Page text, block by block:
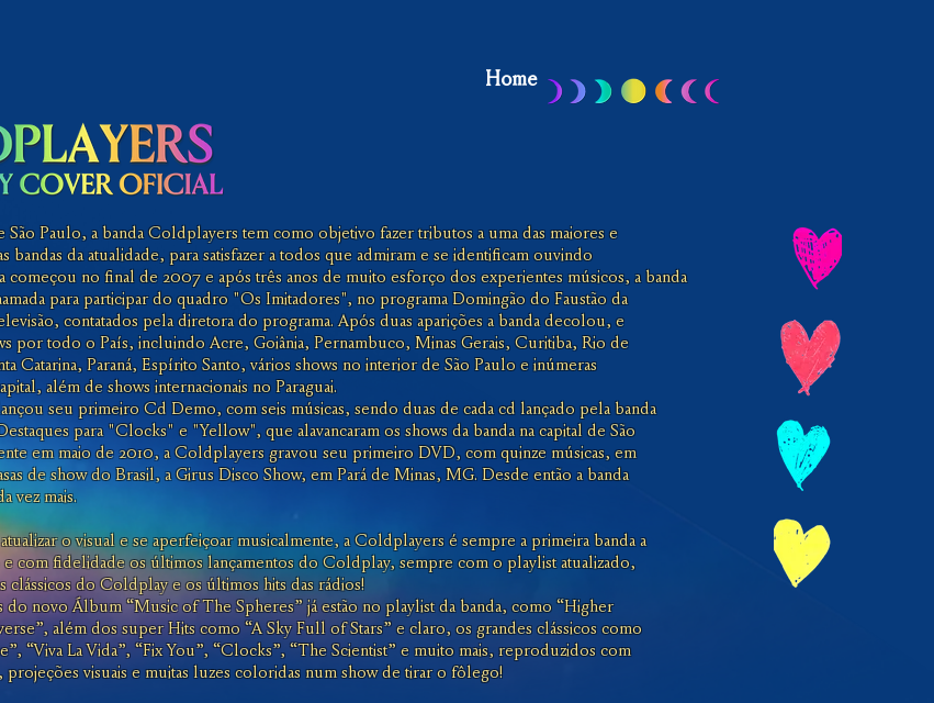
Home
São Paulo, a banda Coldplayers tem como objetivo fazer tributos a uma das maiores e
bandas da atualidade, para satisfazer a todos que admiram e se identificam ouvindo
no final de 2007 e após três anos de muito esforço dos experientes músicos, a banda
para participar do quadro "Os Imitadores", no programa Domingão do Faustão da
contatados pela diretora do programa. Após duas aparições a banda decolou, e
por todo o País, incluindo Acre, Goiânia, Pernambuco, Minas Gerais, Curitiba, Rio de
Catarina, Paraná, Espírito Santo, vários shows no interior de São Paulo e inúmeras
além de shows internacionais no Paraguai.
seu primeiro Cd Demo, com seis músicas, sendo duas de cada cd lançado pela banda
para "Clocks" e "Yellow", que alavancaram os shows da banda na capital de São
em maio de 2010, a Coldplayers gravou seu primeiro DVD, com quinze músicas, em
de show do Brasil, a Girus Disco Show, em Pará de Minas, MG. Desde então a banda
vez mais.
o visual e se aperfeiçoar musicalmente, a Coldplayers é sempre a primeira banda a
com fidelidade os últimos lançamentos do Coldplay, sempre com o playlist atualizado,
clássicos do Coldplay e os últimos hits das rádios!
do novo Álbum “Music of The Spheres” já estão no playlist da banda, como “Higher
além dos super Hits como “A Sky Full of Stars” e claro, os grandes clássicos como
“Viva La Vida”, “Fix You”, “Clocks”, “The Scientist” e muito mais, reproduzidos com
visuais e muitas luzes coloridas num show de tirar o fôlego!